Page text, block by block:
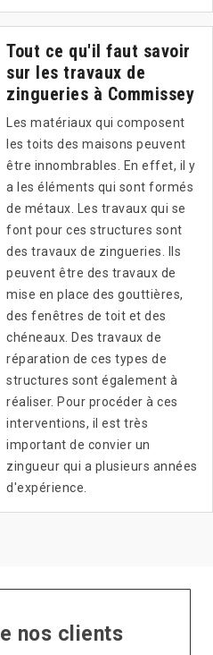
Tout ce qu'il faut savoir
sur les travaux de
zingueries à Commissey
Les matériaux qui composent
les toits des maisons peuvent
être innombrables. En effet, il y
a les éléments qui sont formés
de métaux. Les travaux qui se
font pour ces structures sont
des travaux de zingueries. Ils
peuvent être des travaux de
mise en place des gouttières,
des fenêtres de toit et des
chéneaux. Des travaux de
réparation de ces types de
structures sont également à
réaliser. Pour procéder à ces
interventions, il est très
important de convier un
zingueur qui a plusieurs années
d'expérience.
nos clients